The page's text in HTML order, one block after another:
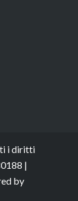
i diritti
|
by